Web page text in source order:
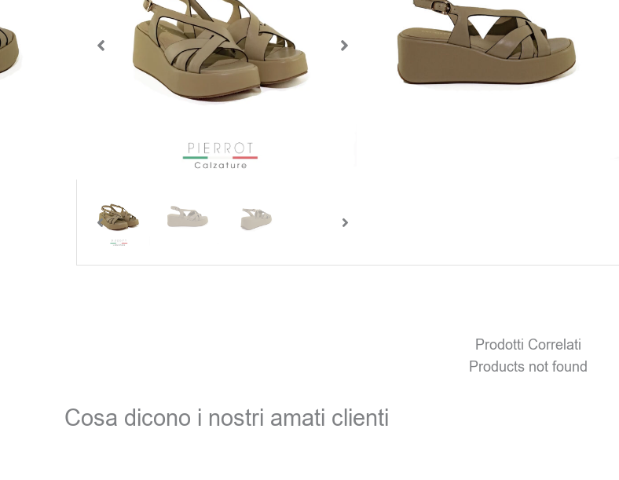
Papiro
Colore: Papiro
Soltanto2pezzi disponibili
Prodotti Correlati
Products not found
Cosa dicono i nostri amati clienti